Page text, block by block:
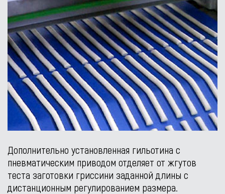
Дополнительно установленная гильотина с
пневматическим приводом отделяет от жгутов
теста заготовки гриссини заданной длины с
дистанционным регулированием размера.